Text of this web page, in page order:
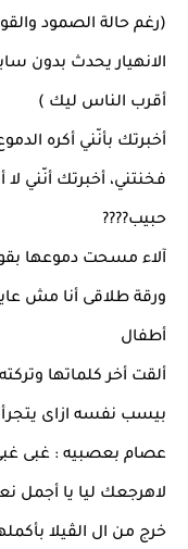
(رغم حالة الصمود
الانهيار يحدث بدون
أقرب الناس ليك )
أخبرتك بأنّني أكره
فخنتني، أخبرتك أنّني
حبيب????
آلاء مسحت دموعها
ورقة طلاقى أنا مش
أطفال
ألقت أخر كلماتها
بيسب نفسه ازاى يتجرأ
عصام بعصبيه : غبى
لاهرجعك ليا يا أجمل
خرج من ال الڤيلا